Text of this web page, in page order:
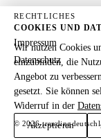
RECHTLICHES
Impressum
Datenschutz
© 2026
COOKIES UND
Wir nutzen Cookies
einzubinden, die
Angebot zu
gesetzt. Sie können
Widerruf in der
Akzeptieren